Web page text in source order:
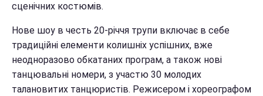
сценічних костюмів.
Нове шоу в честь 20-річчя трупи включає в себе
традиційні елементи колишніх успішних, вже
неодноразово обкатаних програм, а також нові
танцювальні номери, з участю 30 молодих
талановитих танцюристів. Режисером і хореографом